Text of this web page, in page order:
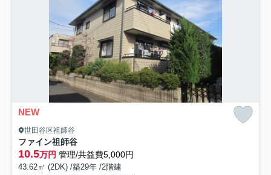
NEW
世田谷区祖師谷
ファイン祖師谷
10.5万円 管理/共益費5,000円
43.62㎡ (2DK) /築29年 /2階建